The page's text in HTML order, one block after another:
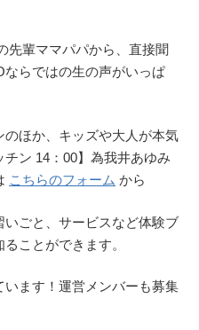
先輩ママパパから、直接聞
らではの生の声がいっぱ
ほか、キッズや大人が本気
ン 14：00】為我井あゆみ
こちらのフォーム から
ごと、サービスなど体験ブ
ことができます。
ます！運営メンバーも募集